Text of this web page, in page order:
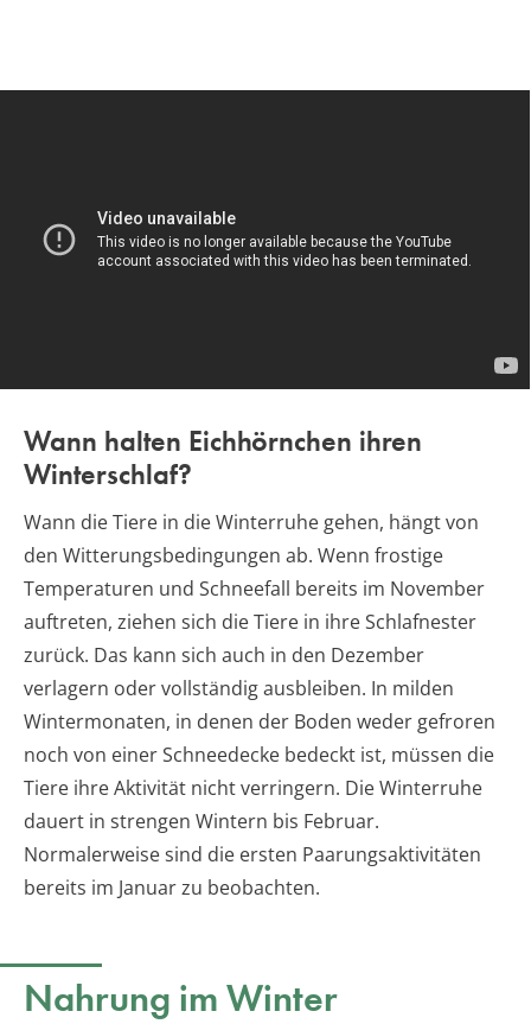
Wann halten Eichhörnchen ihren
Winterschlaf?
Wann die Tiere in die Winterruhe gehen, hängt von
den Witterungsbedingungen ab. Wenn frostige
Temperaturen und Schneefall bereits im November
auftreten, ziehen sich die Tiere in ihre Schlafnester
zurück. Das kann sich auch in den Dezember
verlagern oder vollständig ausbleiben. In milden
Wintermonaten, in denen der Boden weder gefroren
noch von einer Schneedecke bedeckt ist, müssen die
Tiere ihre Aktivität nicht verringern. Die Winterruhe
dauert in strengen Wintern bis Februar.
Normalerweise sind die ersten Paarungsaktivitäten
bereits im Januar zu beobachten.
Nahrung im Winter